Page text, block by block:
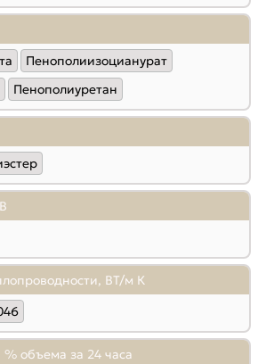
Пенополиизоцианурат
Пенополиуретан
ВТ/м К
объема за 24 часа